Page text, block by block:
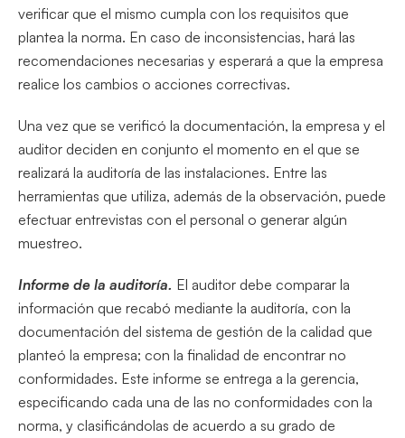
verificar que el mismo cumpla con los requisitos que
plantea la norma. En caso de inconsistencias, hará las
recomendaciones necesarias y esperará a que la empresa
realice los cambios o acciones correctivas.
Una vez que se verificó la documentación, la empresa y el
auditor deciden en conjunto el momento en el que se
realizará la auditoría de las instalaciones. Entre las
herramientas que utiliza, además de la observación, puede
efectuar entrevistas con el personal o generar algún
muestreo.
Informe de la auditoría. El auditor debe comparar la
información que recabó mediante la auditoría, con la
documentación del sistema de gestión de la calidad que
planteó la empresa; con la finalidad de encontrar no
conformidades. Este informe se entrega a la gerencia,
especificando cada una de las no conformidades con la
norma, y clasificándolas de acuerdo a su grado de